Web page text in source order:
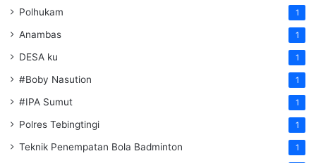
Polhukam 1
Anambas 1
DESA ku 1
#Boby Nasution 1
#IPA Sumut 1
Polres Tebingtingi 1
Teknik Penempatan Bola Badminton 1